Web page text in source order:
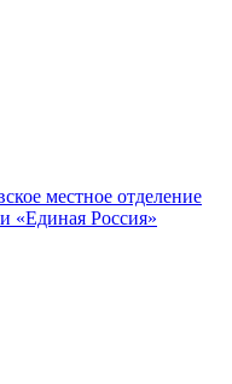
местное отделение
«Единая Россия»